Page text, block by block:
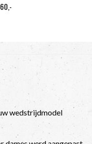
wedstrijdmodel